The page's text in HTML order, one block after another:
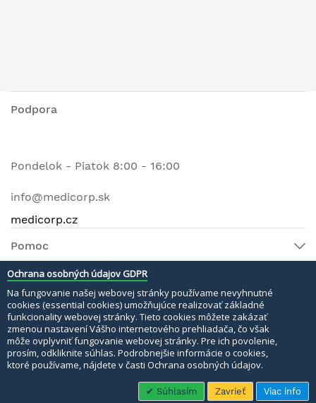
Domov Môj košík Me
Podpora
Pondelok - Piatok 8:00 - 16:00
info@medicorp.sk
medicorp.cz
Pomoc
© 2022 MEDI MATERI s.r.o. Všetky práva vyhradené.
Bezpečné platby:
Ochrana osobných údajov GDPR
Na fungovanie našej webovej stránky používame nevyhnutné
cookies (essential cookies) umožňujúce realizovať základné
funkcionality webovej stránky. Tieto cookies môžete zakázať
zmenou nastavení Vášho internetového prehliadača, čo však
môže ovplyvniť fungovanie webovej stránky. Pre ich povolenie,
prosím, odkliknite súhlas. Podrobnejšie informácie o cookies,
ktoré používame, nájdete v časti Ochrana osobných údajov.
Súhlasím Zavrieť Viac info